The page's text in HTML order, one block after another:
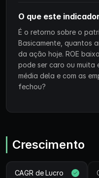
O que este
É o retorno sobre o
Basicamente, quantos
da ação hoje. ROE
pode ser caro ou muita
média dela e com as
fechou?
Crescimento
CAGR de Lucro